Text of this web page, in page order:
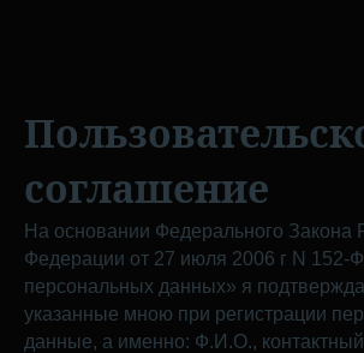
соглашение
На основании Федерального Закона
Федерации от 27 июля 2006 г N 152-
персональных данных» я
указанные мною при регистрации
данные, а именно: Ф.И.О.,